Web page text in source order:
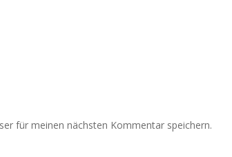
für meinen nächsten Kommentar speichern.